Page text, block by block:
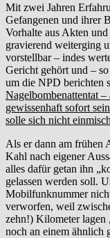
Mit zwei Jahren
Gefangenen und ihrer
Vorhalte aus Akten
gravierend weiterging
vorstellbar – indes
Gericht gehört und –
um die NPD berichten
Nagelbombenattentat
gewissenhaft sofort
solle sich nicht
Als er dann am frühen
Kahl nach eigener
alles dafür getan ihn
gelassen werden soll.
Mobilfunknummer
verworfen, weil
zehn!) Kilometer lagen
noch an einem ähnlich